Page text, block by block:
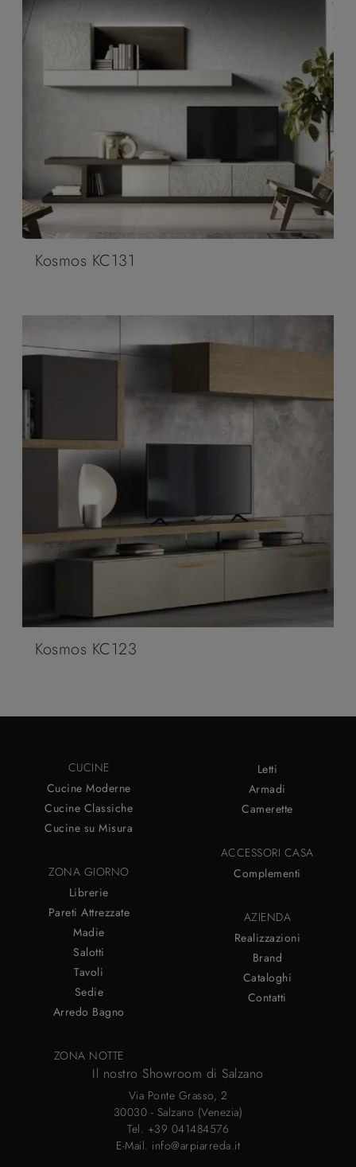
Kosmos KC131
Kosmos KC123
CUCINE
Cucine Moderne
Cucine Classiche
Cucine su Misura
ZONA GIORNO
Librerie
Pareti Attrezzate
Madie
Salotti
Tavoli
Sedie
Arredo Bagno
ZONA NOTTE
Letti
Armadi
Camerette
ACCESSORI CASA
Complementi
AZIENDA
Realizzazioni
Brand
Cataloghi
Contatti
Il nostro Showroom di Salzano
Via Ponte Grasso, 2
30030 - Salzano (Venezia)
Tel. +39 041484576
E-Mail. info@arpiarreda.it